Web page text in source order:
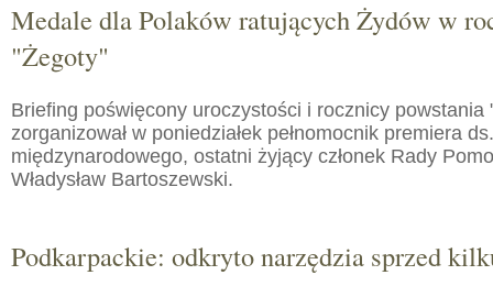
Medale dla Polaków ratujących Żydów w
"Żegoty"
Briefing poświęcony uroczystości i rocznicy powstania
zorganizował w poniedziałek pełnomocnik premiera
międzynarodowego, ostatni żyjący członek Rady
Władysław Bartoszewski.
Podkarpackie: odkryto narzędzia sprzed